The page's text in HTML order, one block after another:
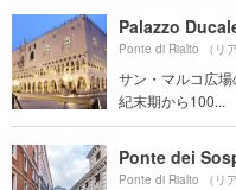
Palazzo
Ponte di Rialto （リ
サン・マルコ広
紀末期から100...
Ponte dei
Ponte di Rialto （リ